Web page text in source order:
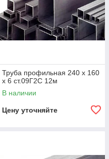
Труба профильная 240 х 160
х 6 ст.09Г2С 12м
В наличии
Цену уточняйте